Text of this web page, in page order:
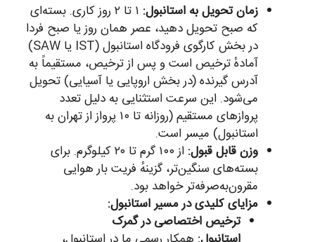
زمان تحویل به استانبول:
۱ تا ۲ روز کاری. بسته‌ای
که صبح تحویل دهید، عصر همان روز یا صبح فردا
در بخش کارگوی فرودگاه استانبول (IST یا SAW)
آمادهٔ ترخیص است و پس از ترخیص، مستقیماً به
آدرس گیرنده (در بخش اروپایی یا آسیایی) تحویل
می‌شود. این سرعت استثنایی به دلیل تعدد
پروازهای مستقیم (روزانه تا ۱۰ پرواز از تهران به
استانبول) میسر است.
وزن قابل قبول:
از ۱۰۰ گرم تا ۲۰ کیلوگرم. برای
بسته‌های سنگین‌تر، گزینهٔ فریت بار هوایی
مقرون‌به‌صرفه‌تر خواهد بود.
مزایای کلیدی در مسیر استانبول:
ترخیص اختصاصی در گمرک